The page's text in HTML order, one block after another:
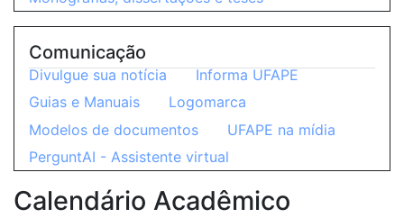
Calendário Acadêmico
Comunicação
Divulgue sua notícia
Informa UFAPE
Guias e Manuais
Logomarca
Modelos de documentos
UFAPE na mídia
PerguntAI - Assistente virtual